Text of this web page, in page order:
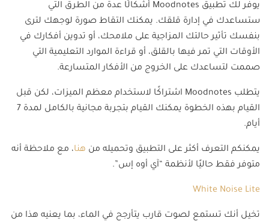
يوفر لك تطبيق Moodnotes أشكالًا عدة من الطرق التي
ستساعدك في إدارة قلقك. يمكنك التقاط صورة لوجهك لترى
بنفسك تأثير حالتك المزاجية على ملامحك، أو تدوين أفكارك في
الأوقات التي تمر فيها بالقلق، أو قراءة الموارد التعليمية التي
صممت لتساعدك على الخروج من الأفكار المتسارعة.
يتطلب Moodnotes اشتراكًا لاستخدام معظم الميزات، لكن قبل
القيام بهذه الخطوة يمكنك القيام بتجربة مجانية بالكامل لمدة 7
أيام.
يمكنكم التعرف أكثر على التطبيق وتحميله من هنا، مع ملاحظة أنه
متوفر فقط حاليًا لأنظمة “آي أوه إس”.
White Noise Lite
تخيل أنك تستمع لصوت قارب يتأرجح في الماء، بما يعنيه هذا من